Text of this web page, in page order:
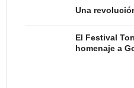
Una
El Festival
homenaje a